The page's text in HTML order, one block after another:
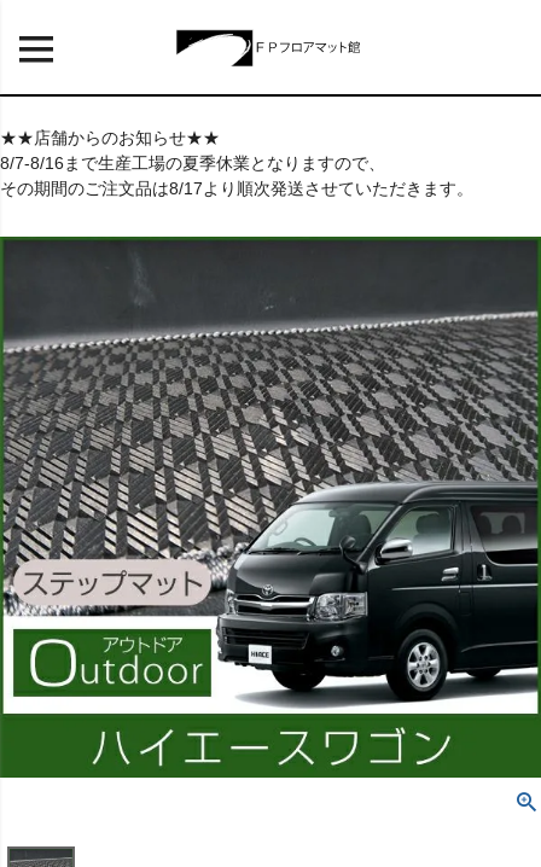
★★店舗からのお知らせ★★
8/7-8/16まで生産工場の夏季休業となりますので、
その期間のご注文品は8/17より順次発送させていただきます。